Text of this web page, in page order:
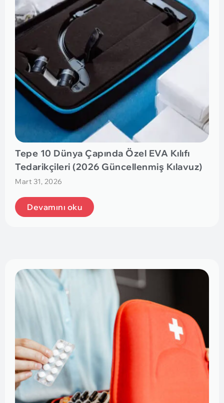
Tepe 10 Dünya Çapında Özel EVA Kılıfı
Tedarikçileri (2026 Güncellenmiş Kılavuz)
Mart 31, 2026
Devamını oku